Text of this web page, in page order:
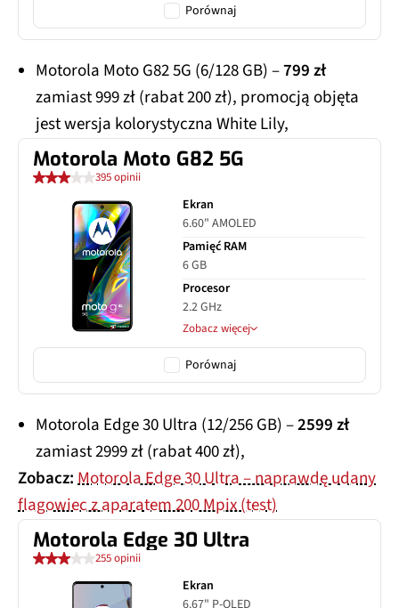
Porównaj
Motorola Moto G82 5G (6/128 GB) –799 zł
zamiast 999 zł (rabat 200 zł), promocją objęta
jest wersja kolorystyczna White Lily,
Motorola Moto G82 5G
395 opinii
Ekran
6.60" AMOLED
Pamięć RAM
6 GB
Procesor
2.2 GHz
Zobacz więcej
Porównaj
Motorola Edge 30 Ultra (12/256 GB) –2599 zł
zamiast 2999 zł (rabat 400 zł),
Zobacz:Motorola Edge 30 Ultra – naprawdę udany
flagowiec z aparatem 200 Mpix (test)
Motorola Edge 30 Ultra
255 opinii
Ekran